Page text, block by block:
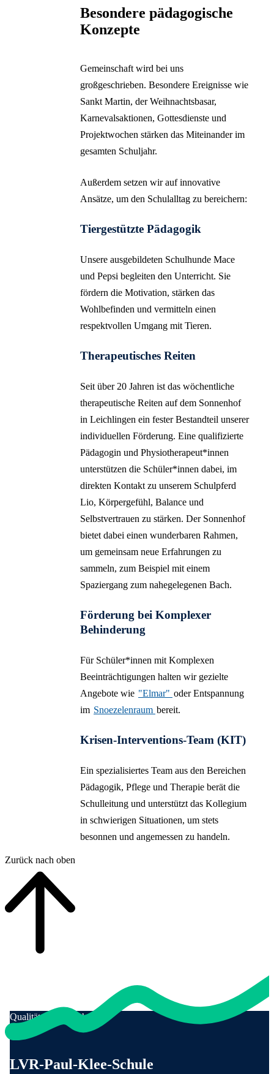
Besondere pädagogische
Konzepte
Gemeinschaft wird bei uns
großgeschrieben. Besondere Ereignisse wie
Sankt Martin, der Weihnachtsbasar,
Karnevalsaktionen, Gottesdienste und
Projektwochen stärken das Miteinander im
gesamten Schuljahr.
Außerdem setzen wir auf innovative
Ansätze, um den Schulalltag zu bereichern:
Tiergestützte Pädagogik
Unsere ausgebildeten Schulhunde Mace
und Pepsi begleiten den Unterricht. Sie
fördern die Motivation, stärken das
Wohlbefinden und vermitteln einen
respektvollen Umgang mit Tieren.
Therapeutisches Reiten
Seit über 20 Jahren ist das wöchentliche
therapeutische Reiten auf dem Sonnenhof
in Leichlingen ein fester Bestandteil unserer
individuellen Förderung. Eine qualifizierte
Pädagogin und Physiotherapeut*innen
unterstützen die Schüler*innen dabei, im
direkten Kontakt zu unserem Schulpferd
Lio, Körpergefühl, Balance und
Selbstvertrauen zu stärken. Der Sonnenhof
bietet dabei einen wunderbaren Rahmen,
um gemeinsam neue Erfahrungen zu
sammeln, zum Beispiel mit einem
Spaziergang zum nahegelegenen Bach.
Förderung bei Komplexer
Behinderung
Für Schüler*innen mit Komplexen
Beeinträchtigungen halten wir gezielte
Angebote wie "Elmar" oder Entspannung
im Snoezelenraum bereit.
Krisen-Interventions-Team (KIT)
Ein spezialisiertes Team aus den Bereichen
Pädagogik, Pflege und Therapie berät die
Schulleitung und unterstützt das Kollegium
in schwierigen Situationen, um stets
besonnen und angemessen zu handeln.
Zurück nach oben
Qualität für Menschen
LVR-Paul-Klee-Schule